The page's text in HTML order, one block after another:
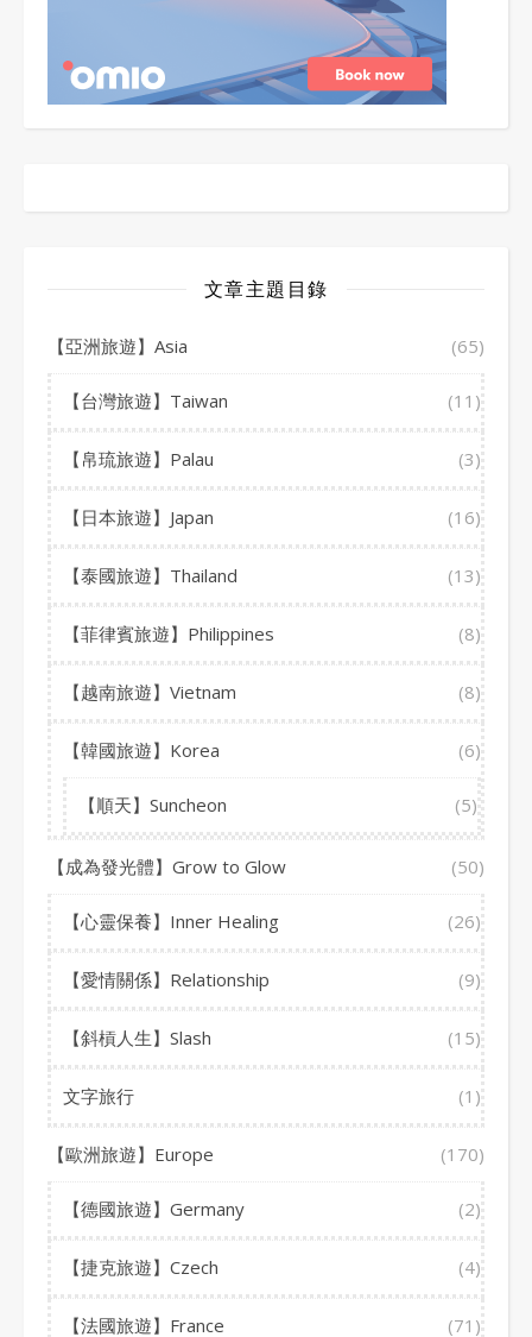
文章主題目錄
【亞洲旅遊】Asia (65)
【台灣旅遊】Taiwan (11)
【帛琉旅遊】Palau (3)
【日本旅遊】Japan (16)
【泰國旅遊】Thailand (13)
【菲律賓旅遊】Philippines (8)
【越南旅遊】Vietnam (8)
【韓國旅遊】Korea (6)
【順天】Suncheon (5)
【成為發光體】Grow to Glow (50)
【心靈保養】Inner Healing (26)
【愛情關係】Relationship (9)
【斜槓人生】Slash (15)
文字旅行 (1)
【歐洲旅遊】Europe (170)
【德國旅遊】Germany (2)
【捷克旅遊】Czech (4)
【法國旅遊】France (71)